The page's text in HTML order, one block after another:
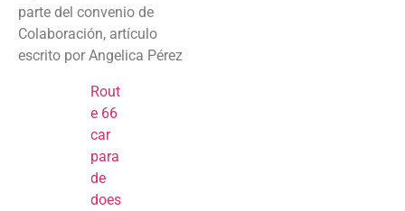
parte del convenio de
Colaboración, artículo
escrito por Angelica Pérez
Rout
e 66
car
para
de
does